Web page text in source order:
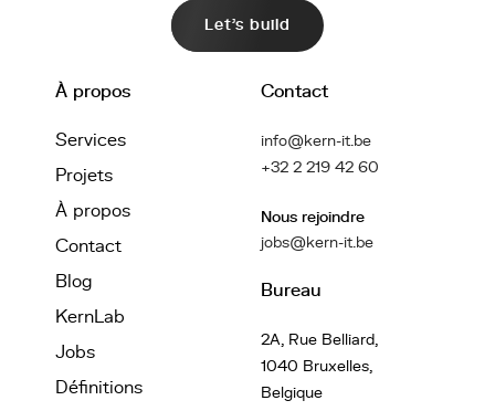
Let's build
À propos
Services
Projets
À propos
Contact
Blog
KernLab
Jobs
Définitions
Contact
info@kern-it.be
+32 2 219 42 60
Nous rejoindre
jobs@kern-it.be
Bureau
2A, Rue Belliard,
1040 Bruxelles,
Belgique